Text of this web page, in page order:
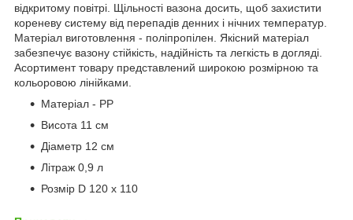
відкритому повітрі. Щільності вазона досить, щоб захистити
кореневу систему від перепадів денних і нічних температур.
Матеріал виготовлення - поліпропілен. Якісний матеріал
забезпечує вазону стійкість, надійність та легкість в догляді.
Асортимент товару представлений широкою розмірною та
кольоровою лінійками.
Матеріал - PP
Висота 11 см
Діаметр 12 см
Літраж 0,9 л
Розмір D 120 x 110